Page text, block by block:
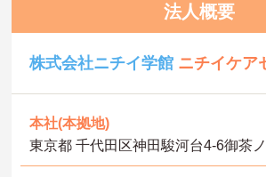
法人概要
株式会社ニチイ学館 ニチイケア
本社(本拠地)
東京都 千代田区神田駿河台4-6御茶